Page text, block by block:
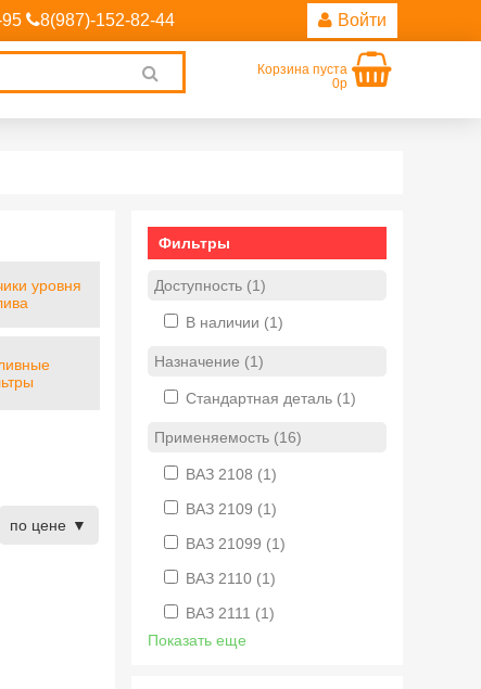
8(987)-152-82-44 Войти
search
Корзина пуста
0р
уровня
по цене
Фильтры
Доступность (1)
В наличии (1)
Назначение (1)
Стандартная деталь (1)
Применяемость (16)
ВАЗ 2108 (1)
ВАЗ 2109 (1)
ВАЗ 21099 (1)
ВАЗ 2110 (1)
ВАЗ 2111 (1)
Показать еще